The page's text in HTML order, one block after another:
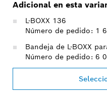
Adicional en esta
L-BOXX 136
Número de pedido: 1
Bandeja de L-BOXX
Número de pedido: 6